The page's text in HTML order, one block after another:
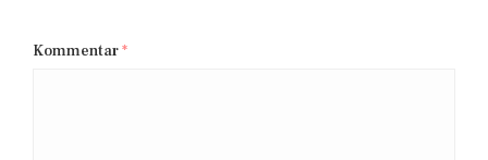
Kommentar*